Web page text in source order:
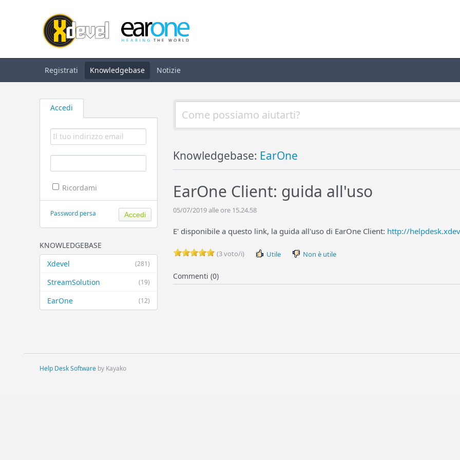
Registrati Knowledgebase Notizie
Accedi
Ricordami
Password persa
KNOWLEDGEBASE
(281)
Xdevel
(19)
StreamSolution
(12)
EarOne
Knowledgebase: EarOne
EarOne Client: guida all'uso
05/07/2019 alle ore 15.24.58
E' disponibile a questo link, la guida all'uso di EarOne Client: http://
(3 voto/i) Utile Non è utile
Commenti (0)
Help Desk Software by Kayako